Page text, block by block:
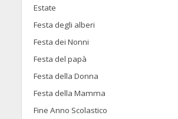
Estate
Festa degli alberi
Festa dei Nonni
Festa del papà
Festa della Donna
Festa della Mamma
Fine Anno Scolastico